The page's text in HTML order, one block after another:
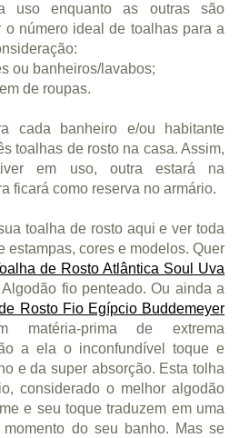
uso enquanto as outras são
o número ideal de toalhas para a
ou banheiros/lavabos;
de roupas.
cada banheiro e/ou habitante
toalhas de rosto na casa. Assim,
em uso, outra estará na
ficará como reserva no armário.
toalha de rosto aqui e ver toda
estampas, cores e modelos. Quer
de Rosto Atlântica Soul Uva
fio penteado. Ou ainda a
Rosto Fio Egípcio Buddemeyer
matéria-prima de extrema
a ela o inconfundível toque e
e da super absorção. Esta tolha
considerado o melhor algodão
e seu toque traduzem em uma
do seu banho. Mas se